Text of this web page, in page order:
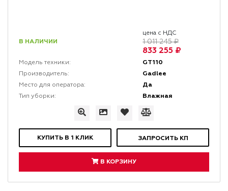
В НАЛИЧИИ
цена с НДС
1 011 245 ₽
833 255 ₽
Модель техники: GT110
Производитель: Gadlee
Место для оператора: Да
Тип уборки: Влажная
КУПИТЬ В 1 КЛИК ЗАПРОСИТЬ КП
В КОРЗИНУ